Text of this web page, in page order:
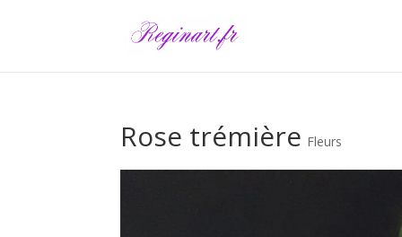
Rose trémière Fleurs